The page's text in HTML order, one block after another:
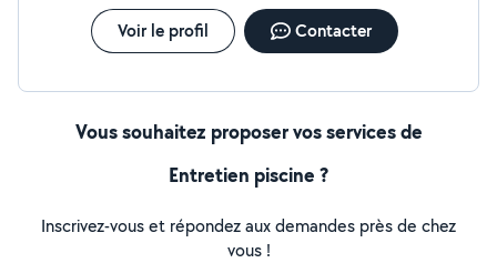
Voir le profil Contacter
Vous souhaitez proposer vos services de
Entretien piscine ?
Inscrivez-vous et répondez aux demandes près de chez
vous !